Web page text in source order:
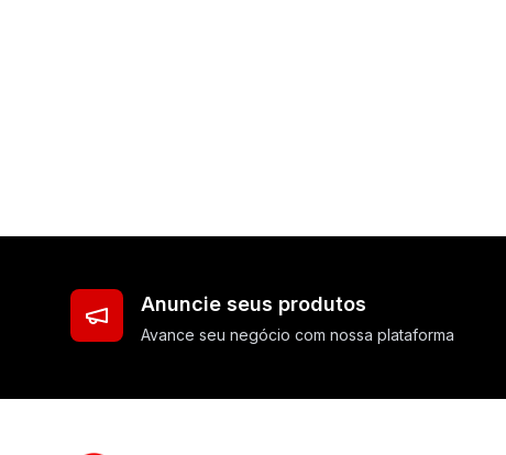
Anuncie seus produtos
Avance seu negócio com nossa plataforma